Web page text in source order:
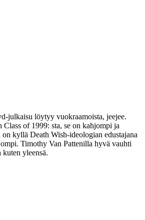
julkaisu löytyy vuokraamoista, jeejee.
Class of 1999: sta, se on kahjompi ja
on kyllä Death Wish-ideologian edustajana
Timothy Van Pattenilla hyvä vauhti
yleensä.